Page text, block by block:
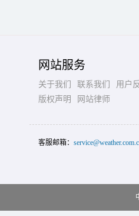
网站服务
关于我们 联系我们
用户
版权声明
网站律师
客服邮箱：